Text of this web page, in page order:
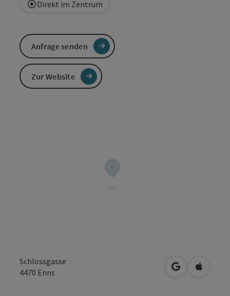
Direkt im Zentrum
Schlossgasse
4470 Enns in Google
in
Anfrage senden
Zur Website